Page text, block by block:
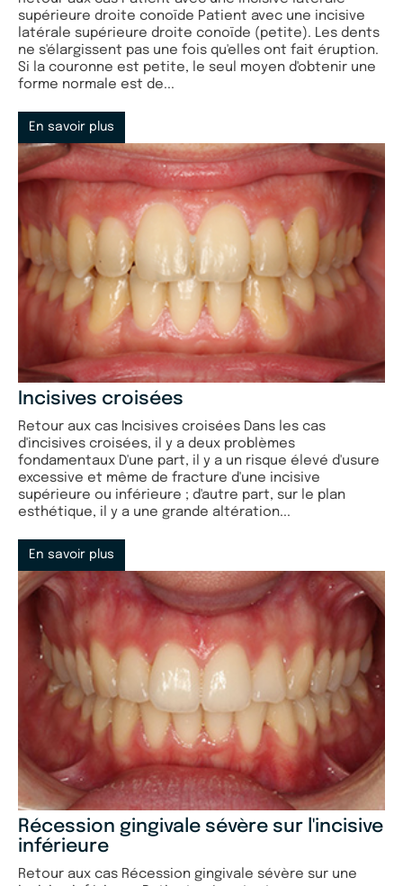
supérieure droite conoïde Patient avec une incisive
latérale supérieure droite conoïde (petite). Les dents
ne s'élargissent pas une fois qu'elles ont fait éruption.
Si la couronne est petite, le seul moyen d'obtenir une
forme normale est de...
En savoir plus
Incisives croisées
Retour aux cas Incisives croisées Dans les cas
d'incisives croisées, il y a deux problèmes
fondamentaux D'une part, il y a un risque élevé d'usure
excessive et même de fracture d'une incisive
supérieure ou inférieure ; d'autre part, sur le plan
esthétique, il y a une grande altération...
En savoir plus
Récession gingivale sévère sur l'incisive
inférieure
Retour aux cas Récession gingivale sévère sur une